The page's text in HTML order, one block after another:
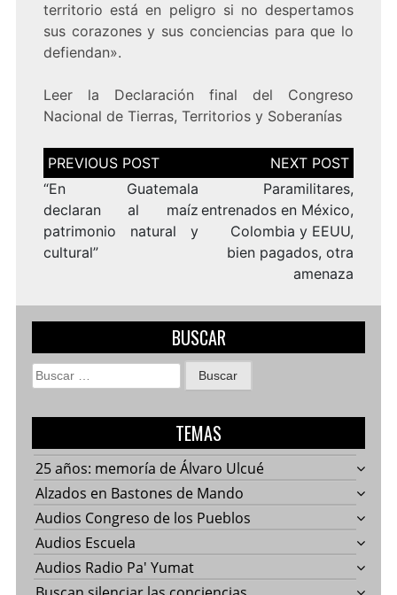
territorio está en peligro si no despertamos
sus corazones y sus conciencias para que lo
defiendan».
Leer la Declaración final del Congreso
Nacional de Tierras, Territorios y Soberanías
Navegación
de
entradas
“En Guatemala
declaran al maíz
patrimonio natural y
cultural”
Paramilitares,
entrenados en México,
Colombia y EEUU,
bien pagados, otra
amenaza
BUSCAR
Buscar:
TEMAS
25 años: memoría de Álvaro Ulcué
Alzados en Bastones de Mando
Audios Congreso de los Pueblos
Audios Escuela
Audios Radio Pa' Yumat